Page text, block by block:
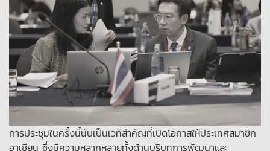
การประชุมในครั้งนี้นับเป็นเวทีสำคัญที่เปิดโอกาสให้ประเทศสมาชิก
อาเซียน ซึ่งมีความหลากหลายทั้งด้านบริบทการพัฒนาและ